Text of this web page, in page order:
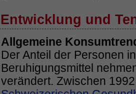
Entwicklung und
Allgemeine
Der Anteil der Personen
Beruhigungsmittel
verändert. Zwischen